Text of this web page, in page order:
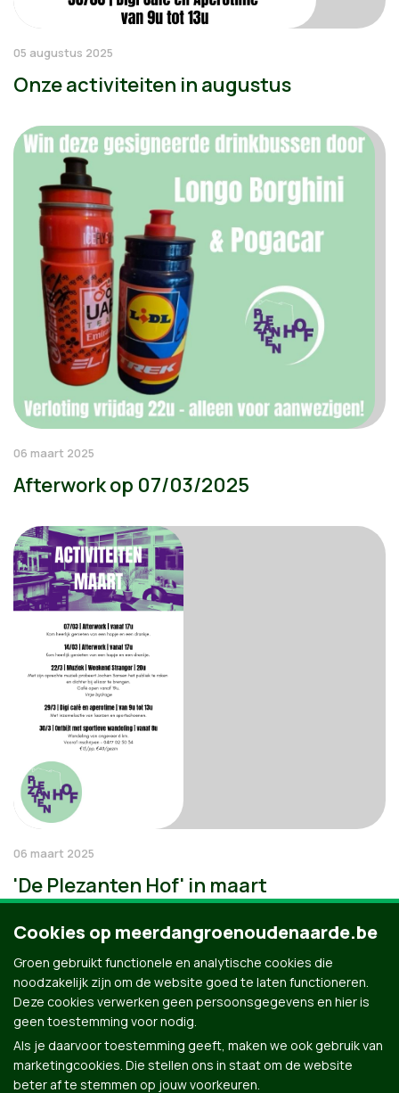
05 augustus 2025
Onze activiteiten in augustus
06 maart 2025
Afterwork op 07/03/2025
06 maart 2025
'De Plezanten Hof' in maart
Cookies op meerdangroenoudenaarde.be
Groen gebruikt functionele en analytische cookies die
noodzakelijk zijn om de website goed te laten functioneren.
Deze cookies verwerken geen persoonsgegevens en hier is
geen toestemming voor nodig.
Als je daarvoor toestemming geeft, maken we ook gebruik van
marketingcookies. Die stellen ons in staat om de website
beter af te stemmen op jouw voorkeuren.